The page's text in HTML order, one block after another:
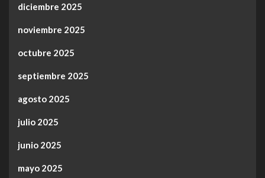
diciembre 2025
noviembre 2025
octubre 2025
septiembre 2025
agosto 2025
julio 2025
junio 2025
mayo 2025